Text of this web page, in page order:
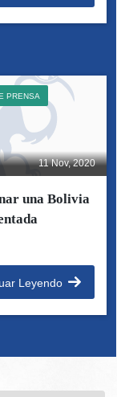
11 Nov, 2020
PRENSA
una Bolivia
Leyendo